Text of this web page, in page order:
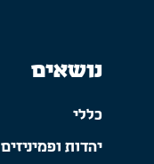
נושאים
כללי
יהדות ופמיניזים